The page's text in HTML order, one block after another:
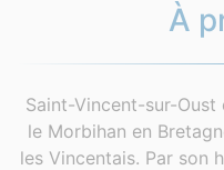
À
Saint-Vincent-sur-
le Morbihan en
les Vincentais. Par son